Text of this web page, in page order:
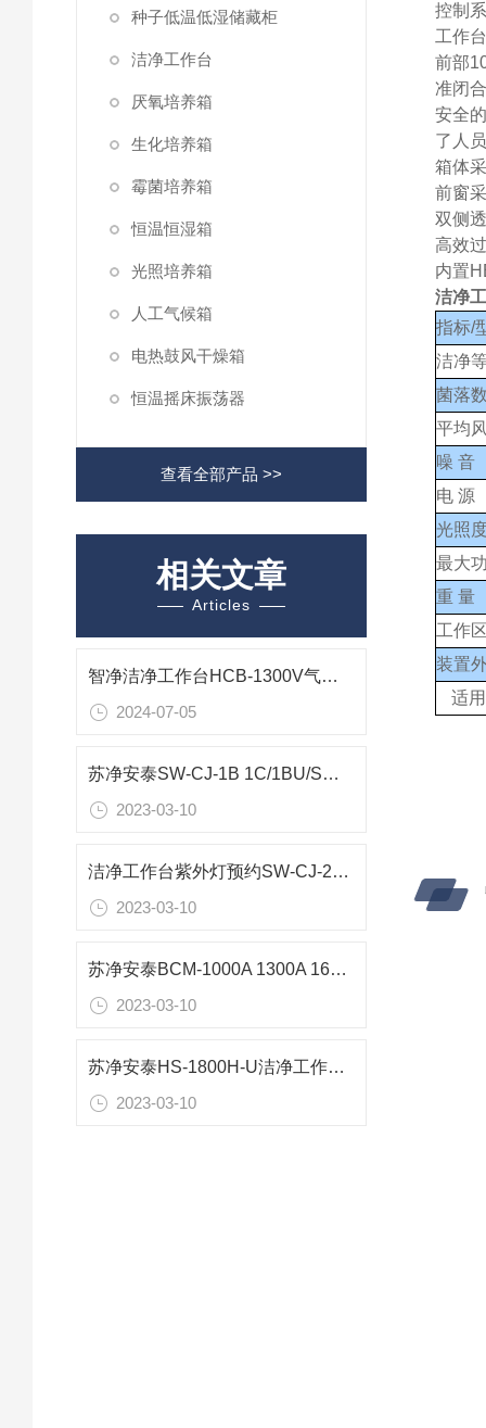
种子低温低湿储藏柜
洁净工作台
厌氧培养箱
生化培养箱
霉菌培养箱
恒温恒湿箱
光照培养箱
人工气候箱
电热鼓风干燥箱
恒温摇床振荡器
查看全部产品 >>
相关文章
Articles
智净洁净工作台HCB-1300V气流流型:垂直流技术资料
2024-07-05
苏净安泰SW-CJ-1B 1C/1BU/SW-CJ-1CU工作原理
2023-03-10
洁净工作台紫外灯预约SW-CJ-2FD SW-CJ-1FD工作原理
2023-03-10
苏净安泰BCM-1000A 1300A 1600A洁净工作台工作原理
2023-03-10
苏净安泰HS-1800H-U洁净工作台产品特点
2023-03-10
控制
工作
前部
准闭
安全
了人
箱体
前窗
双侧
高效
内置
洁净
指标/
洁净
菌落
平均
噪 音
电 源
光照
最大
重 量
工作
装置
适